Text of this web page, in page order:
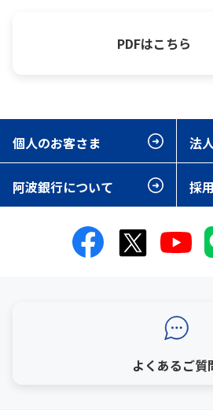
PDFはこちら
個人のお客さま 法
阿波銀行について 採
よくあるご質